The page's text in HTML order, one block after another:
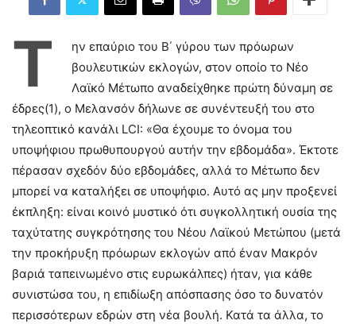
Τ
ην επαύριο του Β΄ γύρου των πρόωρων
βουλευτικών εκλογών, στον οποίο το Νέο
Λαϊκό Μέτωπο αναδείχθηκε πρώτη δύναμη σε
έδρες(1), ο Μελανσόν δήλωνε σε συνέντευξή του στο
τηλεοπτικό κανάλι LCI: «Θα έχουμε το όνομα του
υποψήφιου πρωθυπουργού αυτήν την εβδομάδα». Έκτοτε
πέρασαν σχεδόν δύο εβδομάδες, αλλά το Μέτωπο δεν
μπορεί να καταλήξει σε υποψήφιο. Αυτό ας μην προξενεί
έκπληξη: είναι κοινό μυστικό ότι συγκολλητική ουσία της
ταχύτατης συγκρότησης του Νέου Λαϊκού Μετώπου (μετά
την προκήρυξη πρόωρων εκλογών από έναν Μακρόν
βαριά ταπεινωμένο στις ευρωκάλπες) ήταν, για κάθε
συνιστώσα του, η επιδίωξη απόσπασης όσο το δυνατόν
περισσότερων εδρών στη νέα βουλή. Κατά τα άλλα, το